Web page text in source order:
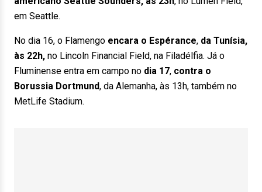
em Seattle.
No dia 16, o Flamengo encara o Espérance, da Tunísia,
às 22h, no Lincoln Financial Field, na Filadélfia. Já o
Fluminense entra em campo no dia 17, contra o
Borussia Dortmund, da Alemanha, às 13h, também no
MetLife Stadium.